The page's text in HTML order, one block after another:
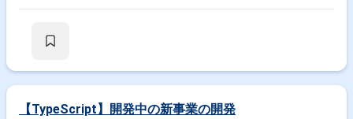
【TypeScript】開発中の新事業の開発